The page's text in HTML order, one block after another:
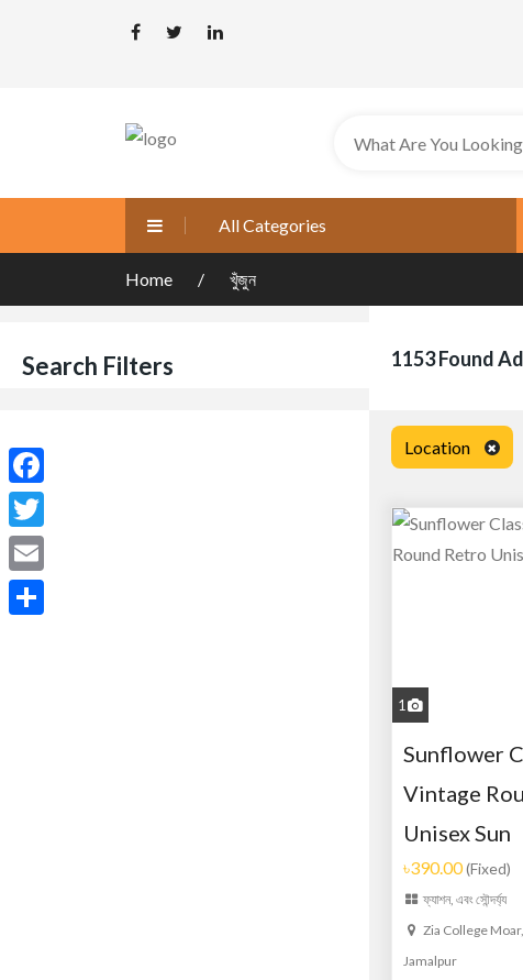
All Categories
Home খুঁজুন
1153 Found
Search Filters
Location
1
Sunflower
Vintage
Unisex Sun
৳390.00(Fixed)
ফ্যাশন, এবং সৌন্দর্য্য
Zia College
Jamalpur
Facebook
Twitter
Email